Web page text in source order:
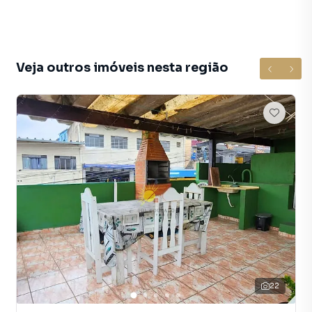
Localizado em Americanópolis, um bairro com
infraestrutura completa e em constante crescimento.
escolas e supermercados. A mobilidade é um dos pontos
fortes, com fácil acesso a importantes avenidas, diversas
linhas de ônibus e proximidade com estações de metrô,
facilitando o deslocamento para qualquer região de São
Paulo.
Diferenciais Sol Dourado:
✅ Aceita FGTS: Use seu saldo para facilitar a entrada e
conquistar sua casa própria.
✅ Custo-Benefício: Imóvel com área construída otimizada
e baixo custo de manutenção.
✅ Suporte Completo: Cuidamos de toda a análise de
crédito para você.
Veja outros imóveis nesta região
22